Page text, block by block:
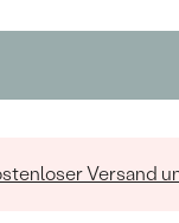
Versand